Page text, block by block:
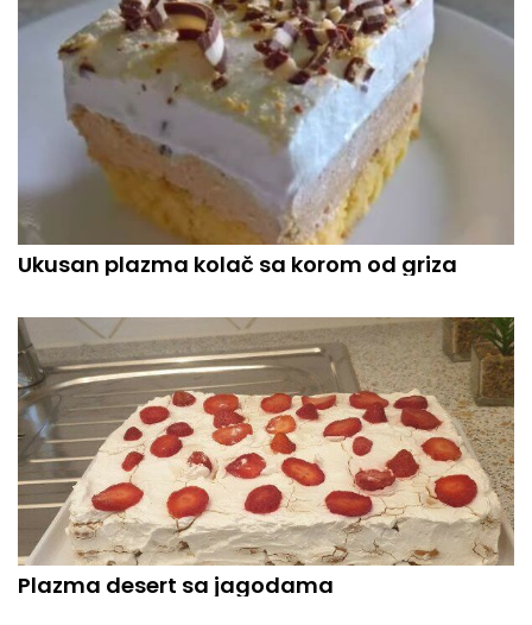
Ukusan plazma kolač sa korom od griza
Plazma desert sa jagodama